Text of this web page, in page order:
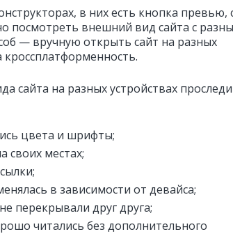
в них есть кнопка превью,
внешний вид сайта с
— вручную открыть сайт на разных
сайта на разных устройствах
цвета и шрифты;
своих местах;
в зависимости от девайса;
перекрывали друг друга;
читались без дополнительного